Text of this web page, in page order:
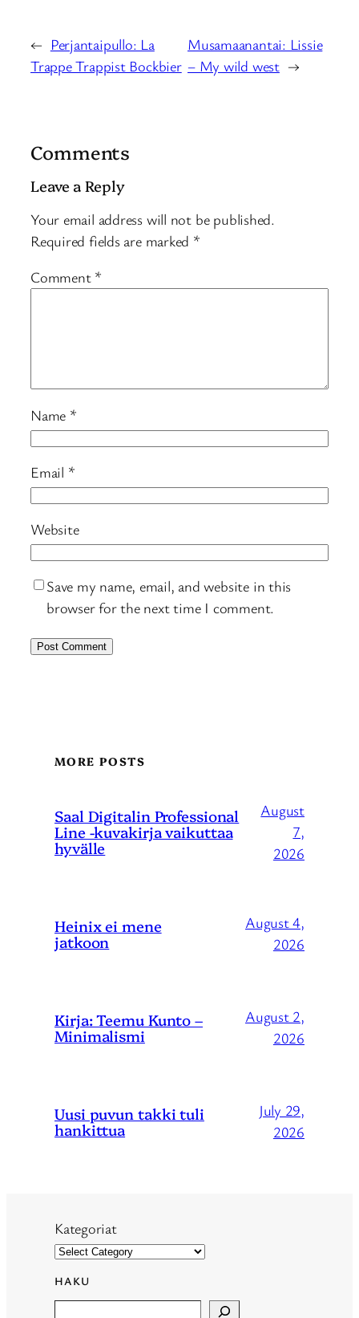
← Perjantaipullo: La
Trappe Trappist Bockbier
Musamaanantai: Lissie
– My wild west →
Comments
Leave a Reply
Your email address will not be published.
Required fields are marked *
Comment *
Name *
Email *
Website
Save my name, email, and website in this
browser for the next time I comment.
MORE POSTS
Saal Digitalin Professional
Line -kuvakirja vaikuttaa
hyvälle
August
7,
2026
Heinix ei mene
jatkoon
August 4,
2026
Kirja: Teemu Kunto –
Minimalismi
August 2,
2026
Uusi puvun takki tuli
hankittua
July 29,
2026
Kategoriat
HAKU